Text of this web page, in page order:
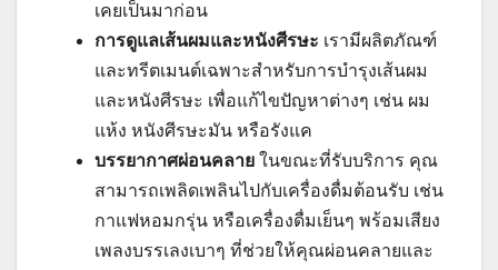
เคยเป็นมาก่อน
การดูแลเส้นผมและหนังศีรษะ เรามีผลิตภัณฑ์
และทรีตเมนต์เฉพาะสำหรับการบำรุงเส้นผม
และหนังศีรษะ เพื่อแก้ไขปัญหาต่างๆ เช่น ผม
แห้ง หนังศีรษะมัน หรือรังแค
บรรยากาศผ่อนคลาย ในขณะที่รับบริการ คุณ
สามารถเพลิดเพลินไปกับเครื่องดื่มต้อนรับ เช่น
กาแฟหอมกรุ่น หรือเครื่องดื่มเย็นๆ พร้อมเสียง
เพลงบรรเลงเบาๆ ที่ช่วยให้คุณผ่อนคลายและ